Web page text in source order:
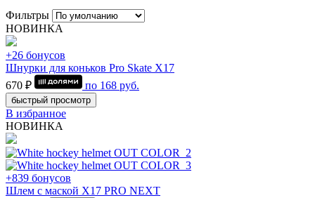
Фильтры
НОВИНКА
+26 бонусов
Шнурки для коньков Pro Skate Х17
670 ₽
по 168 руб.
быстрый просмотр
В избранное
НОВИНКА
+839 бонусов
Шлем с маской Х17 PRO NEXT